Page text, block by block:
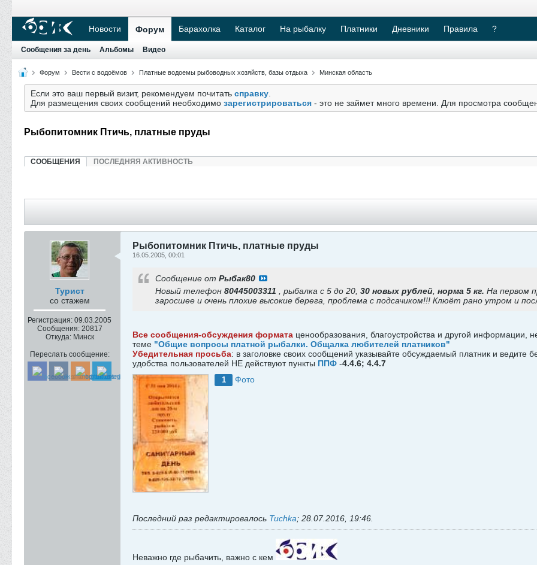
Новости Форум Барахолка Каталог На рыбалку Платники Дневники Правила ?
Сообщения за день Альбомы Видео
Форум Вести с водоёмов Платные водоемы рыбоводных хозяйств, базы отдыха Минская область
Если это ваш первый визит, рекомендуем почитать справку
Для размещения своих сообщений необходимо зарегистрироваться - это не займет много времени. Для просмотра
Рыбопитомник Птичь, платные пруды
СООБЩЕНИЯ ПОСЛЕДНЯЯ АКТИВНОСТЬ
Турист
со стажем
Регистрация: 09.03.2005
Сообщения: 20817
Откуда: Минск
Переслать сообщение:
Рыбопитомник Птичь, платные пруды
16.05.2005, 00:01
Сообщение от Рыбак80
Новый телефон 80445003311 , рыбалка с 5 до 20, 30 новых рублей норма 5 кг. На первом
заросшее и очень плохие высокие берега, проблема с подсачиком!!! Клюёт рано утром и
Все сообщения-обсуждения формата ценообразования, благоустройства и другой информации,
теме "Общие вопросы платной рыбалки. Общалка любителей платников"
Убедительная просьба: в заголовке своих сообщений указывайте обсуждаемый платник и ведите
удобства пользователей НЕ действуют пункты ППФ -4.4.6; 4.4.7
1 Фото
Последний раз редактировалось Tuchka; 28.07.2016, 19:46.
Неважно где рыбачить, важно с кем